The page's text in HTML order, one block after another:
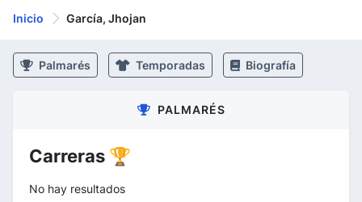
Inicio García, Jhojan
Palmarés Temporadas Biografía
PALMARÉS
Carreras 🏆
No hay resultados